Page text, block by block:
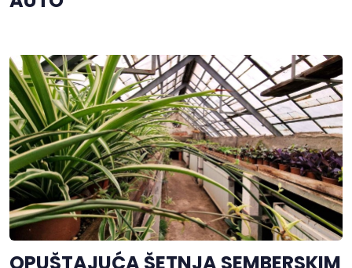
OPUŠTAJUĆA ŠETNJA SEMBERSKIM